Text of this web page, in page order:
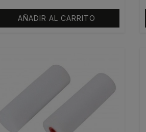
AÑADIR AL CARRITO